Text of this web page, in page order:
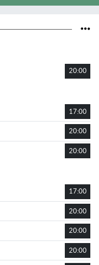
20:00
17:00
20:00
20:00
17:00
20:00
20:00
20:00